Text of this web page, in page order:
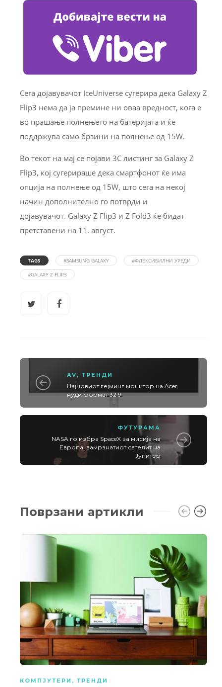
Сега дојавувачот IceUniverse сугерира дека Galaxy Z
Flip3 нема да ја премине ни оваа вредност, кога е
во прашање полнењето на батеријата и ќе
поддржува само брзини на полнење од 15W.
Во текот на мај се појави 3C листинг за Galaxy Z
Flip3, кој сугерираше дека смартфонот ќе има
опција на полнење од 15W, што сега на некој
начин дополнително го потврди и
дојавувачот. Galaxy Z Flip3 и Z Fold3 ќе бидат
претставени на 11. август.
TAGS #SAMSUNG GALAXY
#ФЛЕКСИБИЛНИ УРЕДИ
#GALAXY Z FLIP3
AV , ТРЕНДИ
Најновиот гејминг монитор на Acer
нуди формат 32:9
ФУТУРАМА
NASA го избра SpaceX за мисија на
Европа, замрзнатиот сателит на
Јупитер
Поврзани артикли
КОМПЈУТЕРИ , ТРЕНДИ